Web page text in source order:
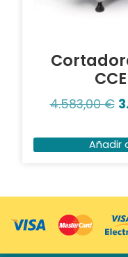
4.583,00€
Añadir